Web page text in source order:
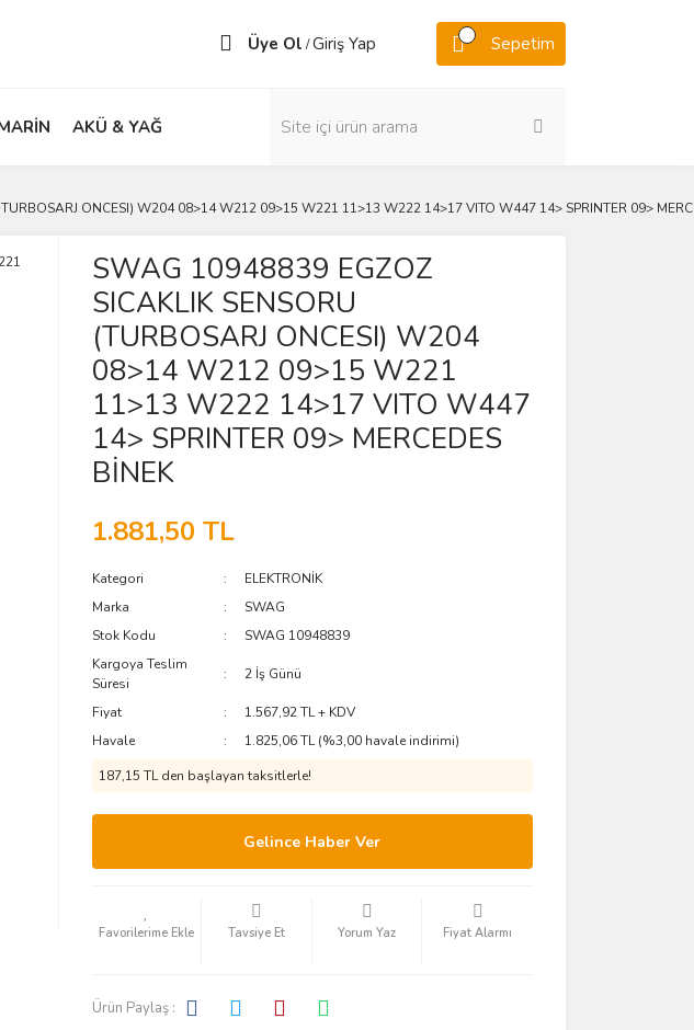
Üye Ol /Giriş Yap Sepetim
AKÜ & YAĞ
ONCESI) W204 08>14 W212 09>15 W221 11>13 W222 14>17 VITO W447 14> SPRINTER 09>
SWAG 10948839 EGZOZ
SICAKLIK SENSORU
(TURBOSARJ ONCESI) W204
08>14 W212 09>15 W221
11>13 W222 14>17 VITO W447
14> SPRINTER 09> MERCEDES
BİNEK
1.881,50 TL
Kategori
ELEKTRONİK
Marka
SWAG
Stok Kodu
SWAG 10948839
Kargoya Teslim
Süresi
2 İş Günü
Fiyat
1.567,92 TL + KDV
Havale
1.825,06 TL (%3,00 havale indirimi)
187,15 TL den başlayan taksitlerle!
Gelince Haber Ver
Tavsiye Et Yorum Yaz Fiyat Alarmı
Ürün Paylaş :